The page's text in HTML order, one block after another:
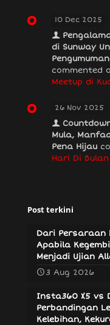
10 Dec 2025
di Sunway
commented
Meetup di
26 Nov 2025
Mula,
Pena Hijau
Hari Di
Post terkini
Dari Persaraan
Apabila
Menjadi Ujian
3 Aug 2026
Insta360 X5 vs
Perbandingan
Kelebihan,